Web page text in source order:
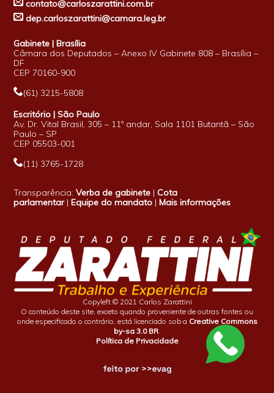
contato@carloszarattini.com.br
dep.carloszarattini@camara.leg.br
Gabinete | Brasília
Câmara dos Deputados – Anexo IV Gabinete 808 – Brasília –
DF
CEP 70160-900
(61) 3215-5808
Escritório | São Paulo
Av. Dr. Vital Brasil, 305 – 11º andar, Sala 1101 Butantã – São
Paulo – SP
CEP 05503-001
(11) 3765-1728
Transparência:Verba de gabinete |Cota
parlamentar|Equipe do mandato |Mais informações
Copyleft © 2021 Carlos Zarattini
O conteúdo deste site, exceto quando proveniente de outras fontes ou
onde especificado o contrário, está licenciado sob a Creative Commons
by-sa 3.0 BR
Política de Privacidade